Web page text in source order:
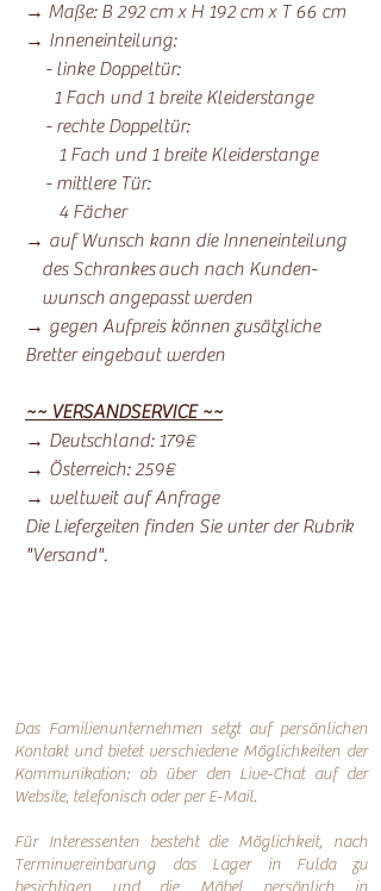
→ Maße: B 292 cm x H 192 cm x T 66 cm
→ Inneneinteilung:
- linke Doppeltür:
1 Fach und 1 breite Kleiderstange
- rechte Doppeltür:
1 Fach und 1 breite Kleiderstange
- mittlere Tür:
4 Fächer
→ auf Wunsch kann die Inneneinteilung
des Schrankes auch nach Kunden-
wunsch angepasst werden
→ gegen Aufpreis können zusätzliche
Bretter eingebaut werden
~~ VERSANDSERVICE ~~
→ Deutschland: 179€
→ Österreich: 259€
→ weltweit auf Anfrage
Die Lieferzeiten finden Sie unter der Rubrik
"Versand".
Das Familienunternehmen setzt auf persönlichen
Kontakt und bietet verschiedene Möglichkeiten der
Kommunikation: ob über den Live-Chat auf der
Website, telefonisch oder perE-Mail.
Für Interessenten besteht die Möglichkeit, nach
Terminvereinbarung das Lager in Fulda zu